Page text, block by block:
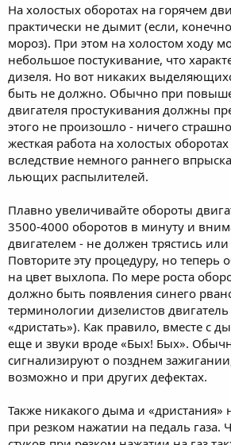
На холостых оборотах на горячем
практически не дымит (если,
мороз). При этом на холостом ходу
небольшое постукивание, что
дизеля. Но вот никаких
быть не должно. Обычно при
двигателя простукивания должны
этого не произошло - ничего
жесткая работа на холостых
вследствие немного раннего
льющих распылителей.
Плавно увеличивайте обороты
3500-4000 оборотов в минуту и
двигателем - не должен трястись или
Повторите эту процедуру, но теперь
на цвет выхлопа. По мере роста
должно быть появления синего
терминологии дизелистов
«дристать»). Как правило, вместе с
еще и звуки вроде «Бых! Бых».
сигнализируют о позднем
возможно и при других дефектах.
Также никакого дыма и
при резком нажатии на педаль газа.